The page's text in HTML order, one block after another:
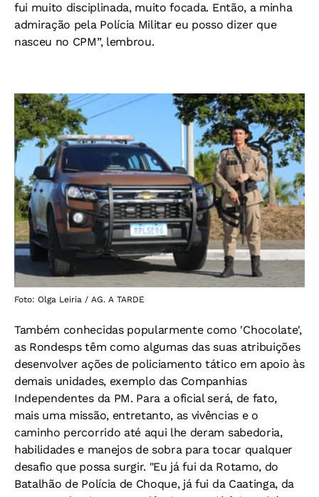
fui muito disciplinada, muito focada. Então, a minha
admiração pela Polícia Militar eu posso dizer que
nasceu no CPM”, lembrou.
Foto: Olga Leiria / AG. A TARDE
Também conhecidas popularmente como 'Chocolate',
as Rondesps têm como algumas das suas atribuições
desenvolver ações de policiamento tático em apoio às
demais unidades, exemplo das Companhias
Independentes da PM. Para a oficial será, de fato,
mais uma missão, entretanto, as vivências e o
caminho percorrido até aqui lhe deram sabedoria,
habilidades e manejos de sobra para tocar qualquer
desafio que possa surgir. "Eu já fui da Rotamo, do
Batalhão de Polícia de Choque, já fui da Caatinga, da